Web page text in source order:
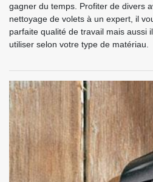
gagner du temps. Profiter de divers
nettoyage de volets à un expert, il
parfaite qualité de travail mais aussi
utiliser selon votre type de matériau.